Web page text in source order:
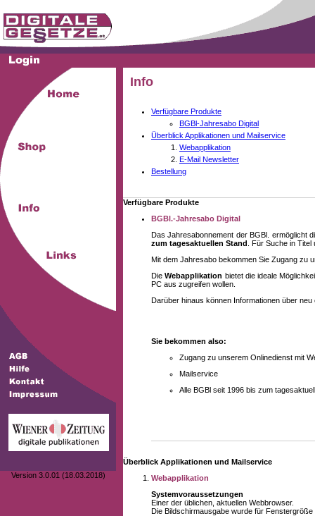
Version 3.0.01 (18.03.2018)
Info
Verfügbare Produkte
BGBl-Jahresabo Digital
Überblick Applikationen und Mailservice
Webapplikation
E-Mail Newsletter
Bestellung
Verfügbare Produkte
BGBl.-Jahresabo Digital
Das Jahresabonnement der BGBl. ermöglicht
zum tagesaktuellen Stand . Für Suche in
Mit dem Jahresabo bekommen Sie Zugang zu
DieWebapplikation bietet die ideale
PC aus zugreifen wollen.
Darüber hinaus können Informationen über
Sie bekommen also:
Zugang zu unserem Onlinedienst mit
Mailservice
Alle BGBl seit 1996 bis zum
Überblick Applikationen und Mailservice
Webapplikation
Systemvoraussetzungen
Einer der üblichen, aktuellen Webbrowser.
Die Bildschirmausgabe wurde für